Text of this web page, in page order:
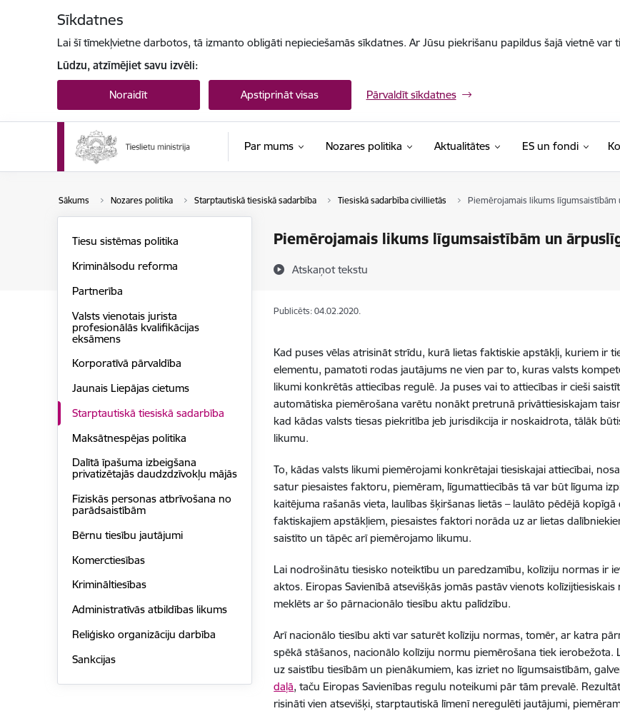
Sīkdatnes
Lai šī tīmekļvietne darbotos, tā izmanto obligāti nepieciešamās sīkdatnes. Ar Jūsu piekrišanu papildus šajā vietnē
Lūdzu, atzīmējiet savu izvēli:
Noraidīt Apstiprināt visas Pārvaldīt sīkdatnes
Par mums Nozares politika Aktualitātes ES un fondi
Sākums Nozares politika Starptautiskā tiesiskā sadarbība Tiesiskā sadarbība civillietās Piemērojamais likums līgumsaistībām
Piemērojamais likums līgumsaistībām un
Atskaņot tekstu
Tiesu sistēmas politika
Kriminālsodu reforma
Partnerība
Valsts vienotais jurista
profesionālās kvalifikācijas
eksāmens
Korporatīvā pārvaldība
Jaunais Liepājas cietums
Starptautiskā tiesiskā sadarbība
Maksātnespējas politika
Dalītā īpašuma izbeigšana
privatizētajās daudzdzīvokļu mājās
Fiziskās personas atbrīvošana no
parādsaistībām
Bērnu tiesību jautājumi
Komerctiesības
Krimināltiesības
Administratīvās atbildības likums
Reliģisko organizāciju darbība
Sankcijas
Publicēts: 04.02.2020.
Kad puses vēlas atrisināt strīdu, kurā lietas faktiskie apstākļi, kuriem ir
elementu, pamatoti rodas jautājums ne vien par to, kuras valsts
likumi konkrētās attiecības regulē. Ja puses vai to attiecības ir cieši
automātiska piemērošana varētu nonākt pretrunā privāttiesiskajam
kad kādas valsts tiesas piekritība jeb jurisdikcija ir noskaidrota, tālāk
likumu.
To, kādas valsts likumi piemērojami konkrētajai tiesiskajai attiecībai,
satur piesaistes faktoru, piemēram, līgumattiecībās tā var būt līguma
kaitējuma rašanās vieta, laulības šķiršanas lietās – laulāto pēdējā
faktiskajiem apstākļiem, piesaistes faktori norāda uz ar lietas
saistīto un tāpēc arī piemērojamo likumu.
Lai nodrošinātu tiesisko noteiktību un paredzamību, kolīziju normas ir
aktos. Eiropas Savienībā atsevišķās jomās pastāv vienots
meklēts ar šo pārnacionālo tiesību aktu palīdzību.
Arī nacionālo tiesību akti var saturēt kolīziju normas, tomēr, ar katra
spēkā stāšanos, nacionālo kolīziju normu piemērošana tiek ierobežota.
uz saistību tiesībām un pienākumiem, kas izriet no līgumsaistībām,
daļā, taču Eiropas Savienības regulu noteikumi pār tām prevalē.
risināti vien atsevišķi, starptautiskā līmenī neregulēti jautājumi,